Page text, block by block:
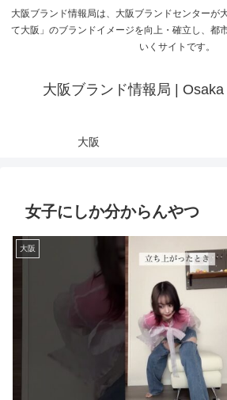
大阪ブランド情報局は、大阪ブランドセンターが
て大阪」のブランドイメージを向上・確立し、都
いくサイトです。
大阪ブランド情報局 |
大阪
女子にしか分からんやつ
大阪